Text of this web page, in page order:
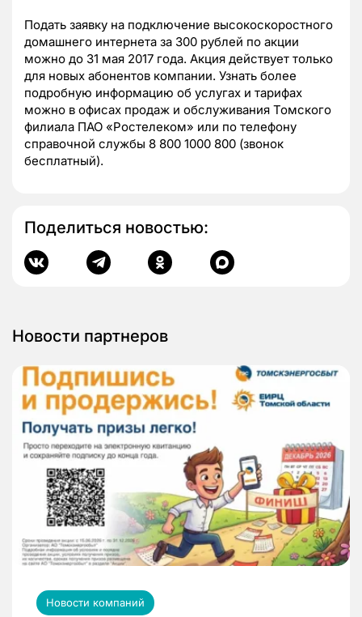
Подать заявку на подключение высокоскоростного
домашнего интернета за 300 рублей по акции
можно до 31 мая 2017 года. Акция действует только
для новых абонентов компании. Узнать более
подробную информацию об услугах и тарифах
можно в офисах продаж и обслуживания Томского
филиала ПАО «Ростелеком» или по телефону
справочной службы 8 800 1000 800 (звонок
бесплатный).
Поделиться новостью:
Новости партнеров
Новости компаний